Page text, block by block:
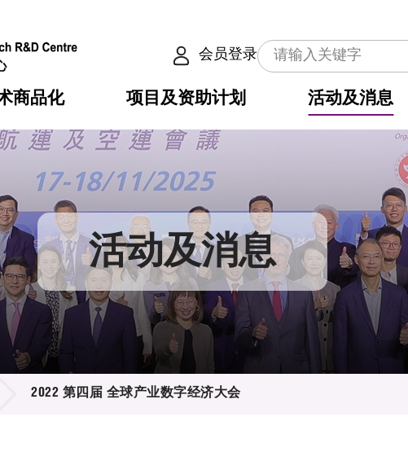
会员登录
商品化
之技术
共服务之创新技术
项目及资助计划
项目计划书
库
活动及消息
务
活动及消息
2022 第四届 全球产业数字经济大会